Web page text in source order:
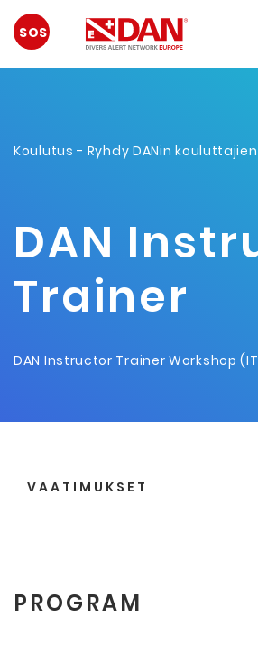
HÄTÄTILANNE
Koulutus - Ryhdy DANin
DAN
Trainer
DAN Instructor Trainer Workshop
VAATIMUKSET
PROGRAM